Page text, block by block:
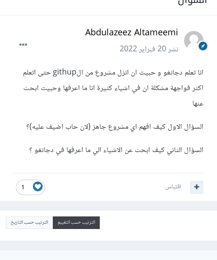
Abdulazeez Altameemi
نشر20 فبراير 2022
انا تعلم دجانغو و حبيت ان انزل مشروع من الgithup حتى اتعلم
اكثر فواجهة مشكلة ان في اشياء كثيرة انا ما اعرفها وحبيت ابحث
عنها
السؤال الاول كيف افهم اي مشروع جاهز (لان حاب اضيف عليه)؟
السؤال الثاني كيف ابحث عن الاشياء الي ما اعرفها في دجانغو ؟
1 اقتباس
الترتيب حسب التقييم الترتيب حسب التاريخ